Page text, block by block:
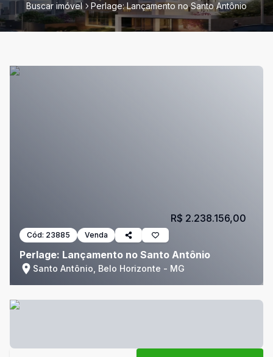
Buscar imóvel Perlage: Lançamento no Santo Antônio
Cód: 23885 Venda
Perlage: Lançamento no Santo Antônio
Santo Antônio, Belo Horizonte - MG
R$ 2.238.156,00